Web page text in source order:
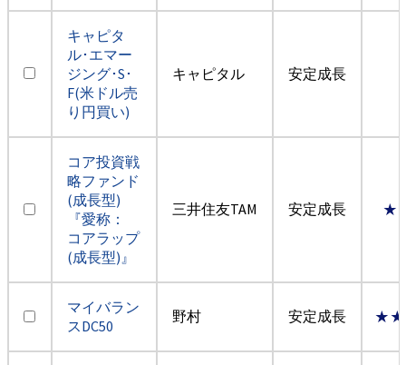
キャピタ
ル･エマー
ジング･S･
F(米ドル売
り円買い)
キャピタル 安定成長
コア投資戦
略ファンド
(成長型)
『愛称：
コアラップ
(成長型)』
三井住友TAM 安定成長
マイバラン
スDC50
野村 安定成長